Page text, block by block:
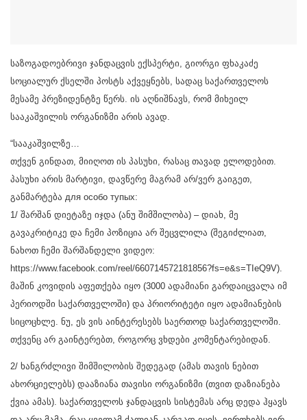
საზოგადოებრივი ჯანდაცვის ექსპერტი, გიორგი ფხაკაძე
სოციალურ ქსელში პოსტს აქვეყნებს, სადაც საქართველოს
მესამე პრეზიდენტზე წერს. ის აღნიშნავს, რომ მიხეილ
სააკაშვილის ორგანიზმი არის ავად.
“სააკაშვილზე…
თქვენ გინდათ, მიიღოთ ის პასუხი, რასაც თავად ელოდებით.
პასუხი არის მარტივი, დავწერე მაგრამ არ/ვერ გაიგეთ,
განმარტება для особо тупых:
1/ შარშან დიეტაზე იჯდა (ანუ შიმშილობა) – დიახ, მე
გავაკრიტიკე და ჩემი პოზიცია არ შეცვლილა (შეგიძლიათ,
ნახოთ ჩემი შარშანდელი ვიდეო:
https://www.facebook.com/reel/660714572181856?fs=e&s=TIeQ9V).
მაშინ კოვიდის აფეთქება იყო (3000 ადამიანი გარდაიცვალა იმ
პერიოდში საქართველოში) და პრიორიტეტი იყო ადამიანების
სიცოცხლე. ნუ, ეს ვის აინტერესებს საერთოდ საქართველოში.
თქვენც არ გაინტერებთ, როგორც ვხდები კომენტარებიდან.
2/ ხანგრძლივი შიმშილობის შედეგად (ამას თავის ნებით
ახორციელებს) დააზიანა თავისი ორგანიზმი (თვით დაზიანება
ქვია ამას). საქართველოს ჯანდაცვის სისტემას არც დედა ჰყავს